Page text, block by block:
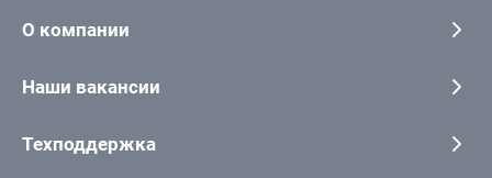
О компании
Наши вакансии
Техподдержка